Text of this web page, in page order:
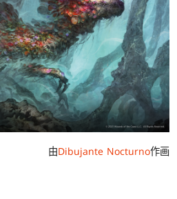
由Dibujante Nocturno作画